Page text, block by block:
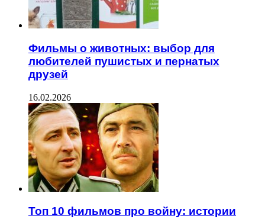
Фильмы о животных: выбор для
любителей пушистых и пернатых
друзей
16.02.2026
Топ 10 фильмов про войну: истории